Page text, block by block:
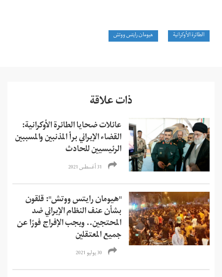
الطائرة الأوكرانية هيومان رايتس ووتش
ذات علاقة
عائلات ضحايا الطائرة الأوكرانية:
القضاء الإيراني برأ المذنبين والمسببين
الرئيسيين للحادث
31 أغسطس 2021
"هيومان رايتس ووتش": قلقون
بشأن عنف النظام الإيراني ضد
المحتجين.. ويجب الإفراج فورًا عن
جميع المعتقلين
30 يوليو 2021